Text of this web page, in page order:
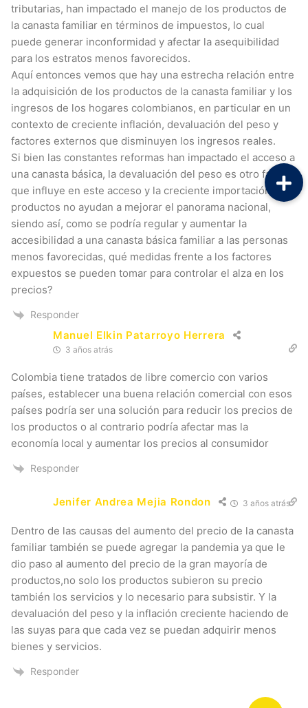
tributarias, han impactado el manejo de los productos de
la canasta familiar en términos de impuestos, lo cual
puede generar inconformidad y afectar la asequibilidad
para los estratos menos favorecidos.
Aquí entonces vemos que hay una estrecha relación entre
la adquisición de los productos de la canasta familiar y los
ingresos de los hogares colombianos, en particular en un
contexto de creciente inflación, devaluación del peso y
factores externos que disminuyen los ingresos reales.
Si bien las constantes reformas han impactado el acceso a
una canasta básica, la devaluación del peso es otro factor
que influye en este acceso y la creciente importación de
productos no ayudan a mejorar el panorama nacional,
siendo así, como se podría regular y aumentar la
accesibilidad a una canasta básica familiar a las personas
menos favorecidas, qué medidas frente a los factores
expuestos se pueden tomar para controlar el alza en los
precios?
Responder
Manuel Elkin Patarroyo Herrera
3 años atrás
Colombia tiene tratados de libre comercio con varios
países, establecer una buena relación comercial con esos
países podría ser una solución para reducir los precios de
los productos o al contrario podría afectar mas la
economía local y aumentar los precios al consumidor
Responder
Jenifer Andrea Mejia Rondon 3 años atrás
Dentro de las causas del aumento del precio de la canasta
familiar también se puede agregar la pandemia ya que le
dio paso al aumento del precio de la gran mayoría de
productos,no solo los productos subieron su precio
también los servicios y lo necesario para subsistir. Y la
devaluación del peso y la inflación creciente haciendo de
las suyas para que cada vez se puedan adquirir menos
bienes y servicios.
Responder